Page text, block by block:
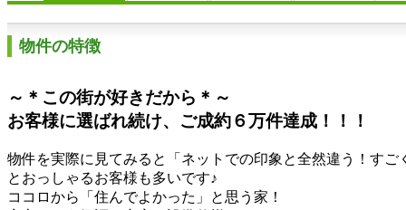
物件の特徴
～＊この街が好きだから＊～
お客様に選ばれ続け、ご成約６万件達成！！！
物件を実際に見てみると「ネットでの印象と全然違う！すご
とおっしゃるお客様も多いです♪
ココロから「住んでよかった」と思う家！